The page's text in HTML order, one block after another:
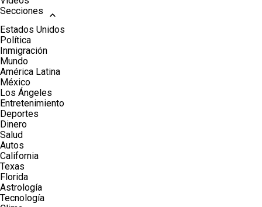
Secciones
Estados Unidos
Política
Inmigración
Mundo
América Latina
México
Los Ángeles
Entretenimiento
Deportes
Dinero
Salud
Autos
California
Texas
Florida
Astrología
Tecnología